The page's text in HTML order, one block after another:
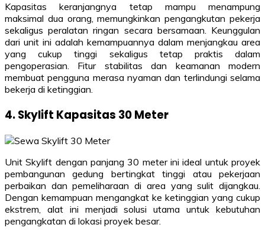
Kapasitas keranjangnya tetap mampu menampung
maksimal dua orang, memungkinkan pengangkutan pekerja
sekaligus peralatan ringan secara bersamaan. Keunggulan
dari unit ini adalah kemampuannya dalam menjangkau area
yang cukup tinggi sekaligus tetap praktis dalam
pengoperasian. Fitur stabilitas dan keamanan modern
membuat pengguna merasa nyaman dan terlindungi selama
bekerja di ketinggian.
4. Skylift Kapasitas 30 Meter
Unit Skylift dengan panjang 30 meter ini ideal untuk proyek
pembangunan gedung bertingkat tinggi atau pekerjaan
perbaikan dan pemeliharaan di area yang sulit dijangkau.
Dengan kemampuan mengangkat ke ketinggian yang cukup
ekstrem, alat ini menjadi solusi utama untuk kebutuhan
pengangkatan di lokasi proyek besar.